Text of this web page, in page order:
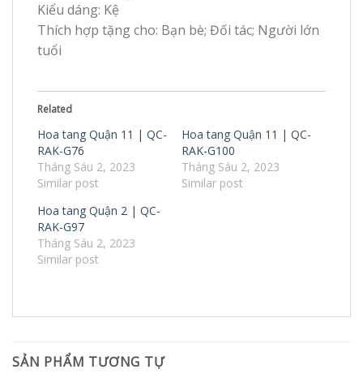
Kiểu dáng: Kệ
Thích hợp tặng cho: Bạn bè; Đối tác; Người lớn
tuổi
Related
Hoa tang Quận 11 | QC-
RAK-G76
Tháng Sáu 2, 2023
Similar post
Hoa tang Quận 11 | QC-
RAK-G100
Tháng Sáu 2, 2023
Similar post
Hoa tang Quận 2 | QC-
RAK-G97
Tháng Sáu 2, 2023
Similar post
SẢN PHẨM TƯƠNG TỰ